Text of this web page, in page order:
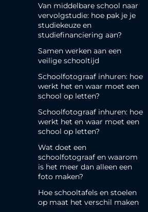
Van middelbare school naar
vervolgstudie: hoe pak je je
studiekeuze en
studiefinanciering aan?
Samen werken aan een
veilige schooltijd
Schoolfotograaf inhuren: hoe
werkt het en waar moet een
school op letten?
Schoolfotograaf inhuren: hoe
werkt het en waar moet een
school op letten?
Wat doet een
schoolfotograaf en waarom
is het meer dan alleen een
foto maken?
Hoe schooltafels en stoelen
op maat het verschil maken